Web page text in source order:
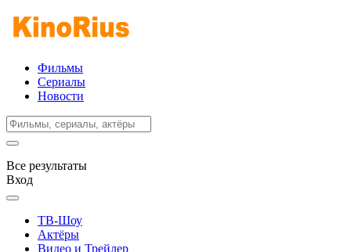
Фильмы
Сериалы
Новости
Все результаты
Вход
ТВ-Шоу
Актёры
Видео и Трейлер